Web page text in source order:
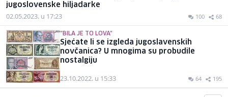
jugoslovenske hiljadarke
02.05.2023. u 17:23 100 68
"BILA JE TO LOVA"
Sjećate li se izgleda jugoslavenskih
novčanica? U mnogima su probudile
nostalgiju
23.10.2022. u 15:33 64 195